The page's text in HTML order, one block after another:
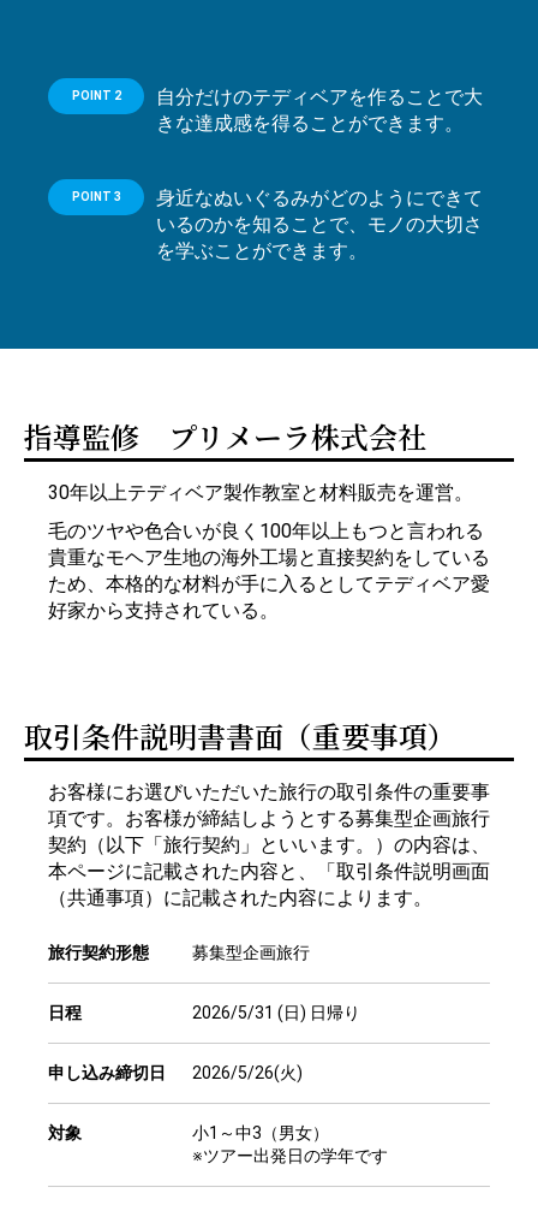
POINT 2
自分だけのテディベアを作ることで大
きな達成感を得ることができます。
POINT 3
身近なぬいぐるみがどのようにできて
いるのかを知ることで、モノの大切さ
を学ぶことができます。
指導監修 プリメーラ株式会社
30年以上テディベア製作教室と材料販売を運営。
毛のツヤや色合いが良く100年以上もつと言われる
貴重なモヘア生地の海外工場と直接契約をしている
ため、本格的な材料が手に入るとしてテディベア愛
好家から支持されている。
取引条件説明書書面（重要事項）
お客様にお選びいただいた旅行の取引条件の重要事
項です。お客様が締結しようとする募集型企画旅行
契約（以下「旅行契約」といいます。）の内容は、
本ページに記載された内容と、「取引条件説明画面
（共通事項）に記載された内容によります。
旅行契約形態 募集型企画旅行
日程 2026/5/31 (日) 日帰り
申し込み締切日 2026/5/26(火)
対象
小1～中3（男女）
※ツアー出発日の学年です